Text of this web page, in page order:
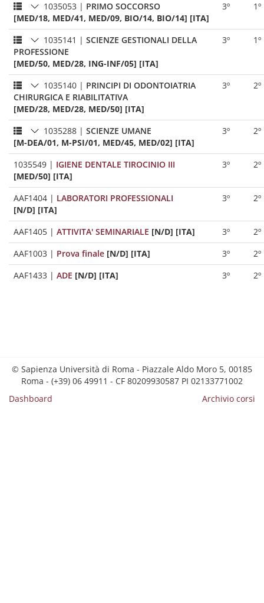
1035053 | PRIMO SOCCORSO
[MED/18, MED/41, MED/09, BIO/14, BIO/14] [ITA]
3º 1º
1035141 | SCIENZE GESTIONALI DELLA
PROFESSIONE
[MED/50, MED/28, ING-INF/05] [ITA]
3º 1º
1035140 | PRINCIPI DI ODONTOIATRIA
CHIRURGICA E RIABILITATIVA
[MED/28, MED/28, MED/50] [ITA]
3º 2º
1035288 | SCIENZE UMANE
[M-DEA/01, M-PSI/01, MED/45, MED/02] [ITA]
3º 2º
1035549 | IGIENE DENTALE TIROCINIO III
[MED/50] [ITA]
3º 2º
AAF1404 | LABORATORI PROFESSIONALI
[N/D] [ITA]
3º 2º
AAF1405 | ATTIVITA' SEMINARIALE [N/D] [ITA] 3º
2º
AAF1003 | Prova finale [N/D] [ITA] 3º
2º
AAF1433 | ADE [N/D] [ITA] 3º 2º
© Sapienza Università di Roma - Piazzale Aldo Moro 5, 00185
Roma - (+39) 06 49911 - CF 80209930587 PI 02133771002
Dashboard
Archivio corsi